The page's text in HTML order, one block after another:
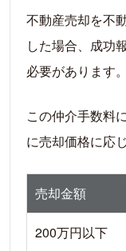
不動産売却を不
した場合、成功
必要があります。
この仲介手数料に
に売却価格に応
売却金額
200万円以下